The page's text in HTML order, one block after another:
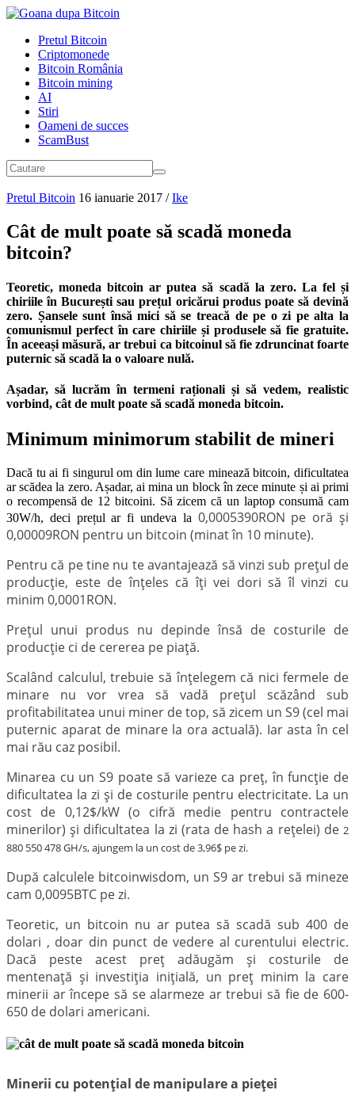
Pretul Bitcoin
Criptomonede
Bitcoin România
Bitcoin mining
AI
Stiri
Oameni de succes
ScamBust
Pretul Bitcoin 16 ianuarie 2017 / Ike
Cât de mult poate să scadă moneda
bitcoin?
Teoretic, moneda bitcoin ar putea să scadă la zero. La fel și
chiriile în București sau prețul oricărui produs poate să devină
zero. Șansele sunt însă mici să se treacă de pe o zi pe alta la
comunismul perfect în care chiriile și produsele să fie gratuite.
În aceeași măsură, ar trebui ca bitcoinul să fie zdruncinat foarte
puternic să scadă la o valoare nulă.
Așadar, să lucrăm în termeni raționali și să vedem, realistic
vorbind, cât de mult poate să scadă moneda bitcoin.
Minimum minimorum stabilit de mineri
Dacă tu ai fi singurul om din lume care minează bitcoin, dificultatea
ar scădea la zero. Așadar, ai mina un block în zece minute și ai primi
o recompensă de 12 bitcoini. Să zicem că un laptop consumă cam
30W/h, deci prețul ar fi undeva la 0,0005390RON pe oră și
0,00009RON pentru un bitcoin (minat în 10 minute).
Pentru că pe tine nu te avantajează să vinzi sub prețul de
producție, este de înțeles că îți vei dori să îl vinzi cu
minim 0,0001RON.
Prețul unui produs nu depinde însă de costurile de
producție ci de cererea pe piață.
Scalând calculul, trebuie să înțelegem că nici fermele de
minare nu vor vrea să vadă prețul scăzând sub
profitabilitatea unui miner de top, să zicem un S9 (cel mai
puternic aparat de minare la ora actuală). Iar asta în cel
mai rău caz posibil.
Minarea cu un S9 poate să varieze ca preț,în funcție de
dificultatea la zi și de costurile pentru electricitate. La un
cost de 0,12$/kW (o cifră medie pentru contractele
minerilor) și dificultatea la zi (rata de hash a rețelei) de 2
880 550 478 GH/s,ajungem la un cost de 3,96$ pe zi.
După calculele bitcoinwisdom, un S9 ar trebui să mineze
cam 0,0095BTC pe zi.
Teoretic, un bitcoin nu ar putea să scadă sub 400 de
dolari , doar din punct de vedere al curentului electric.
Dacă peste acest preț adăugăm și costurile de
mentenață și investiția inițială, un preț minim la care
minerii ar începe să se alarmeze ar trebui să fie de 600-
650 de dolari americani.
Minerii cu potențial de manipulare a pieței